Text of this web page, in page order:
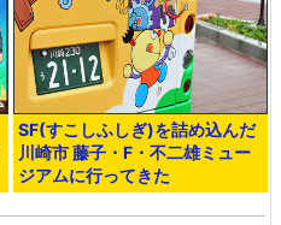
SF(すこしふしぎ)を詰め込んだ
川崎市 藤子・F・不二雄ミュー
ジアムに行ってきた